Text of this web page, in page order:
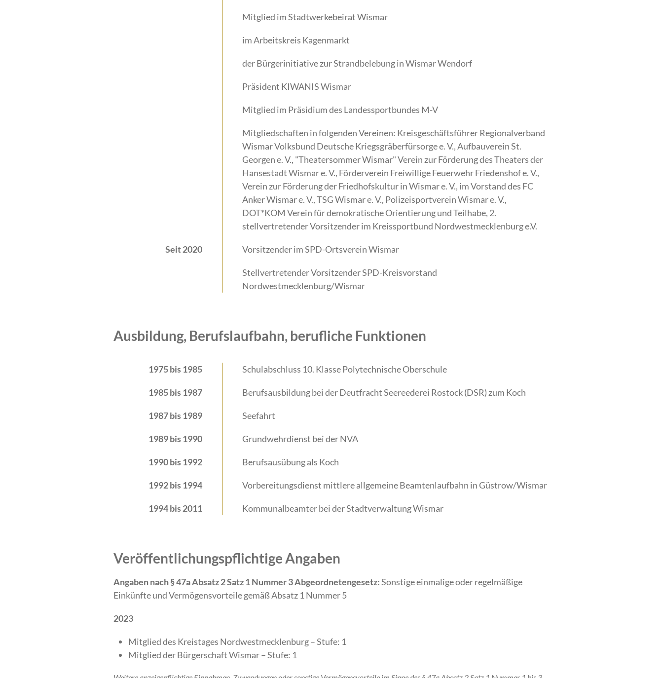
Mitglied im Stadtwerkebeirat Wismar
im Arbeitskreis Kagenmarkt
der Bürgerinitiative zur Strandbelebung in Wismar Wendorf
Präsident KIWANIS Wismar
Mitglied im Präsidium des Landessportbundes M-V
Mitgliedschaften in folgenden Vereinen: Kreisgeschäftsführer Regionalverband
Wismar Volksbund Deutsche Kriegsgräberfürsorge e. V., Aufbauverein St.
Georgen e. V., "Theatersommer Wismar" Verein zur Förderung des Theaters der
Hansestadt Wismar e. V., Förderverein Freiwillige Feuerwehr Friedenshof e. V.,
Verein zur Förderung der Friedhofskultur in Wismar e. V., im Vorstand des FC
Anker Wismar e. V., TSG Wismar e. V., Polizeisportverein Wismar e. V.,
DOT*KOM Verein für demokratische Orientierung und Teilhabe, 2.
stellvertretender Vorsitzender im Kreissportbund Nordwestmecklenburg e.V.
Seit 2020 Vorsitzender im SPD-Ortsverein Wismar
Stellvertretender Vorsitzender SPD-Kreisvorstand
Nordwestmecklenburg/Wismar
Ausbildung, Berufslaufbahn, berufliche Funktionen
Zeitraum1975 bis 1985 Schulabschluss 10. Klasse Polytechnische Oberschule
1985 bis 1987 Berufsausbildung bei der Deutfracht Seereederei Rostock (DSR) zum Koch
1987 bis 1989 Seefahrt
1989 bis 1990 Grundwehrdienst bei der NVA
1990 bis 1992 Berufsausübung als Koch
1992 bis 1994 Vorbereitungsdienst mittlere allgemeine Beamtenlaufbahn in Güstrow/Wismar
1994 bis 2011 Kommunalbeamter bei der Stadtverwaltung Wismar
Veröffentlichungspflichtige Angaben
Angaben nach § 47a Absatz 2 Satz 1 Nummer 3 Abgeordnetengesetz:Sonstige einmalige oder regelmäßige
Einkünfte und Vermögensvorteile gemäß Absatz 1 Nummer 5
2023
Mitglied des Kreistages Nordwestmecklenburg – Stufe: 1
Mitglied der Bürgerschaft Wismar – Stufe: 1